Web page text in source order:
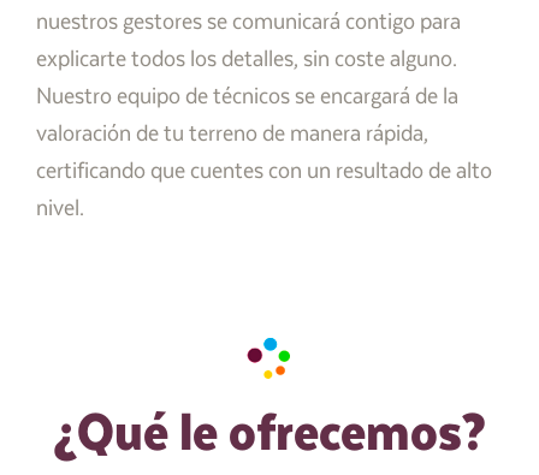
nuestros gestores se comunicará contigo para
explicarte todos los detalles, sin coste alguno.
Nuestro equipo de técnicos se encargará de la
valoración de tu terreno de manera rápida,
certificando que cuentes con un resultado de alto
nivel.
¿Qué le ofrecemos?